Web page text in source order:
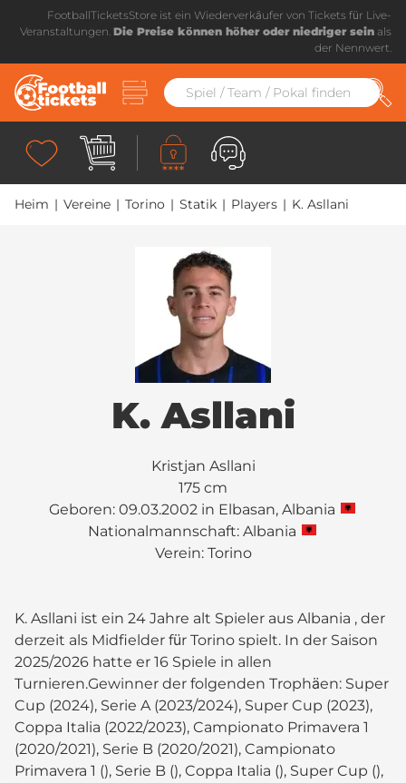
FootballTicketsStore ist ein Wiederverkäufer von Tickets für Live-
Veranstaltungen. Die Preise können höher oder niedriger sein als
der Nennwert.
Heim | Vereine | Torino | Statik | Players | K. Asllani
K. Asllani
Kristjan Asllani
175 cm
Geboren: 09.03.2002 in Elbasan, Albania
Nationalmannschaft: Albania
Verein: Torino
K. Asllani ist ein 24 Jahre alt Spieler aus Albania , der
derzeit als Midfielder für Torino spielt. In der Saison
2025/2026 hatte er 16 Spiele in allen
Turnieren.Gewinner der folgenden Trophäen: Super
Cup (2024), Serie A (2023/2024), Super Cup (2023),
Coppa Italia (2022/2023), Campionato Primavera 1
(2020/2021), Serie B (2020/2021), Campionato
Primavera 1 (), Serie B (), Coppa Italia (), Super Cup (),